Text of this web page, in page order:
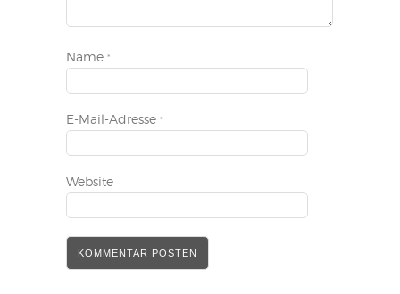
Name *
E-Mail-Adresse *
Website